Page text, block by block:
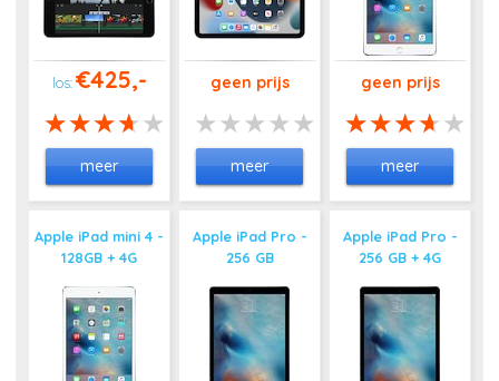
€425,-
meer
geen prijs
meer
geen prijs
meer
Apple iPad mini 4 -
128GB + 4G
Apple iPad Pro -
256 GB
Apple iPad Pro -
256 GB + 4G